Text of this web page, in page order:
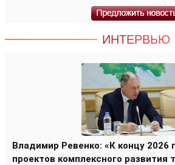
ИНТЕРВЬЮ
Владимир Ревенко: «К концу 2026
проектов комплексного развития